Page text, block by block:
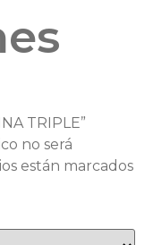
TRIPLE”
no será
están marcados